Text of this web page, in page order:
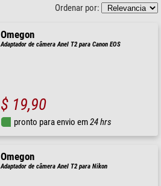
Ordenar por:
Omegon
Adaptador de câmera Anel T2 para Canon EOS
$ 19,90
pronto para envio em24 hrs
Omegon
Adaptador de câmera Anel T2 para Nikon